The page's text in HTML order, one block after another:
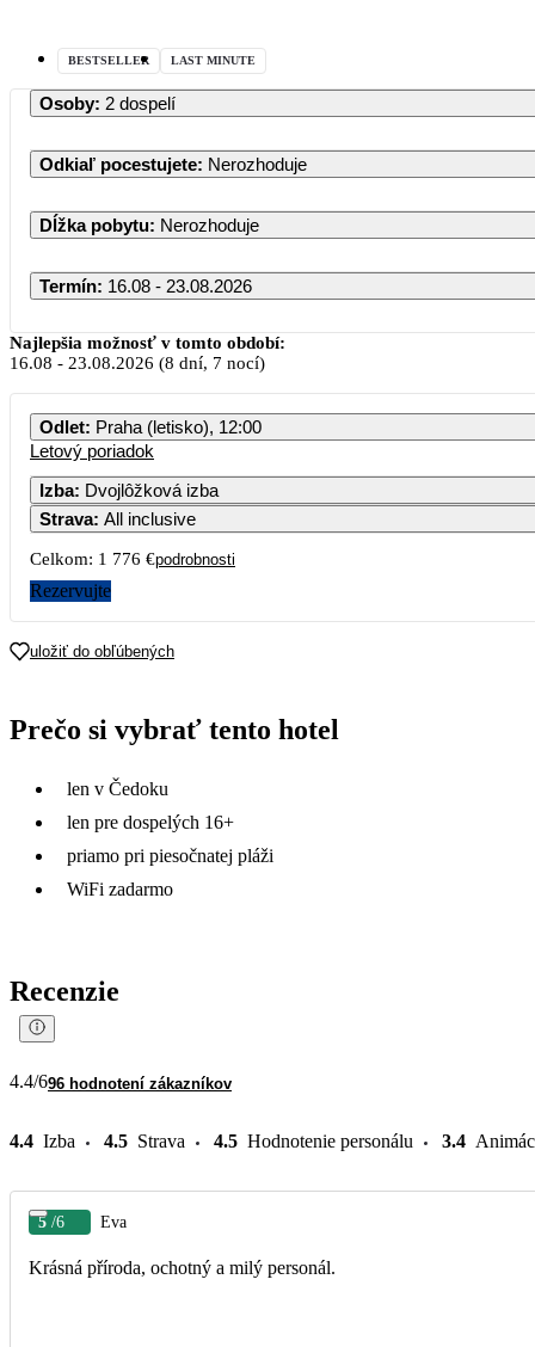
BESTSELLER LAST MINUTE
Osoby: 2 dospelí
Odkiaľ pocestujete: Nerozhoduje
Dĺžka pobytu: Nerozhoduje
Termín: 16.08 - 23.08.2026
Najlepšia možnosť v tomto období:
16.08 - 23.08.2026 (8 dní, 7 nocí)
Odlet: Praha (letisko), 12:00
Letový poriadok
Izba: Dvojlôžková izba
Strava: All inclusive
Celkom: 1 776 €podrobnosti
Rezervujte
uložiť do obľúbených
Prečo si vybrať tento hotel
len v Čedoku
len pre dospelých 16+
priamo pri piesočnatej pláži
WiFi zadarmo
Recenzie
4.4/696 hodnotení zákazníkov
4.4 Izba 4.5 Strava 4.5 Hodnotenie personálu 3.4
5 /6 Eva
Krásná příroda, ochotný a milý personál.